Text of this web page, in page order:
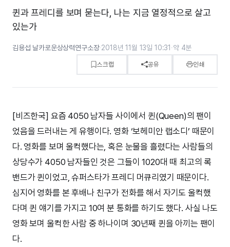
퀸과 프레디를 보며 묻는다, 나는 지금 열정적으로 살고
있는가
김용섭 날카로운상상력연구소장·2018년 11월 13일 10:31 ·약 4분
스크랩 공유 인쇄
[비즈한국] 요즘 4050 남자들 사이에서 퀸(Queen)의 팬이
었음을 드러내는 게 유행이다. 영화 ‘보헤미안 랩소디’ 때문이
다. 영화를 보며 울컥했다는, 혹은 눈물을 흘렸다는 사람들의
상당수가 4050 남자들인 것은 그들이 1020대 때 최고의 록
밴드가 퀸이었고, 슈퍼스타가 프레디 머큐리였기 때문이다.
심지어 영화를 본 후배나 친구가 전화를 해서 자기도 울컥했
다며 퀸 얘기를 가지고 10여 분 통화를 하기도 했다. 사실 나도
영화 보며 울컥한 사람 중 하나이며 30년째 퀸을 아끼는 팬이
다.